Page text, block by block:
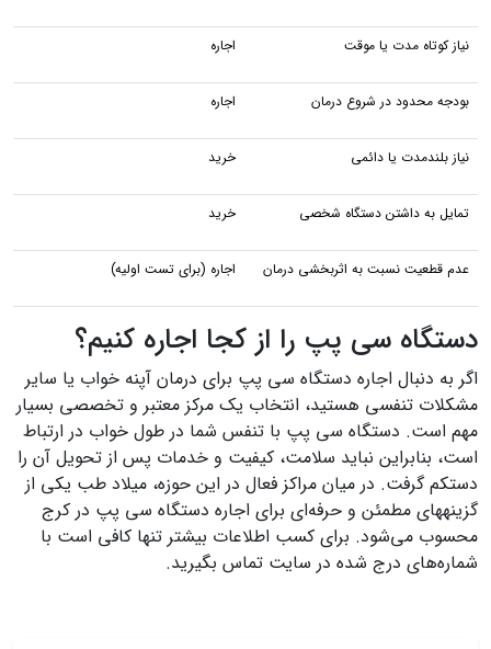
نیاز کوتاه مدت یا موقت اجاره
بودجه محدود در شروع درمان اجاره
نیاز بلندمدت یا دائمی خرید
تمایل به داشتن دستگاه شخصی خرید
عدم قطعیت نسبت به اثربخشی درمان اجاره (برای تست اولیه)
دستگاه سی پپ را از کجا اجاره کنیم؟
اگر به دنبال اجاره دستگاه سی پپ برای درمان آپنه خواب یا سایر
مشکلات تنفسی هستید، انتخاب یک مرکز معتبر و تخصصی بسیار
مهم است. دستگاه سی پپ با تنفس شما در طول خواب در ارتباط
است، بنابراین نباید سلامت، کیفیت و خدمات پس از تحویل آن را
دست‎کم گرفت. در میان مراکز فعال در این حوزه، میلاد طب یکی از
گزینه‎های مطمئن و حرفه‌ای برای اجاره دستگاه سی پپ در کرج
محسوب می‌شود. برای کسب اطلاعات بیشتر تنها کافی است با
شماره‌های درج شده در سایت تماس بگیرید.